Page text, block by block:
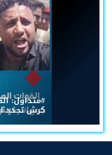
#متداول:
كرش تجدد